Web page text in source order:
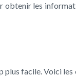
les
facile. Voici